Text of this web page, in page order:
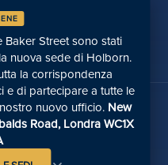
DIVERSITÀ
LUOGHI
social media
Baker Street sono stati
nuova sede di Holborn.
la corrispondenza
e di partecipare a tutte le
nuovo ufficio. New
Road, Londra WC1X